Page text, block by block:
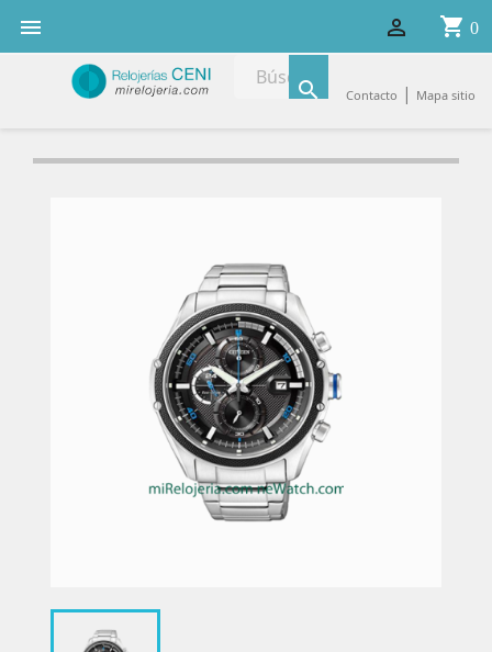
 shopping_cart 0

 Contacto | Mapa sitio